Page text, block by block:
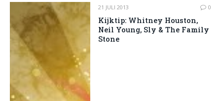
21 JULI 2013 0
Kijktip: Whitney Houston,
Neil Young, Sly & The Family
Stone